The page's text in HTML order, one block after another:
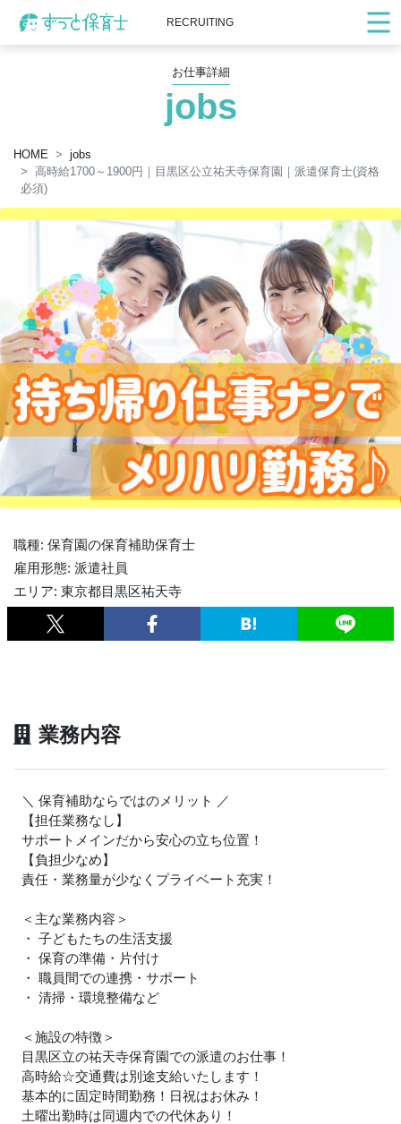
RECRUITING
お仕事詳細
jobs
HOME
jobs
高時給1700～1900円｜目黒区公立祐天寺保育園｜派遣保育士(資格
必須)
職種: 保育園の保育補助保育士
雇用形態: 派遣社員
エリア: 東京都目黒区祐天寺
業務内容
＼ 保育補助ならではのメリット ／
【担任業務なし】
サポートメインだから安心の立ち位置！
【負担少なめ】
責任・業務量が少なくプライベート充実！
＜主な業務内容＞
・ 子どもたちの生活支援
・ 保育の準備・片付け
・ 職員間での連携・サポート
・ 清掃・環境整備など
＜施設の特徴＞
目黒区立の祐天寺保育園での派遣のお仕事！
高時給☆交通費は別途支給いたします！
基本的に固定時間勤務！日祝はお休み！
土曜出勤時は同週内での代休あり！